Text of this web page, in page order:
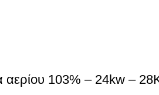
103% – 24kw –